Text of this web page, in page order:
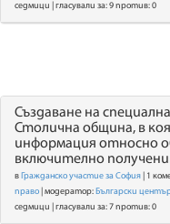
седмици | гласували за: 9 против: 0
Създаване на
Столична община, в
информация относно
включително
в Гражданско участие за София | 1
право | модератор: Български
седмици | гласували за: 7 против: 0